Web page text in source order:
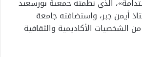
أيمن جبر، واستضافته جامعة
الشخصيات الأكاديمية والثقافية